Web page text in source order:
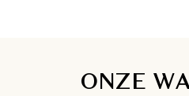
ONZE